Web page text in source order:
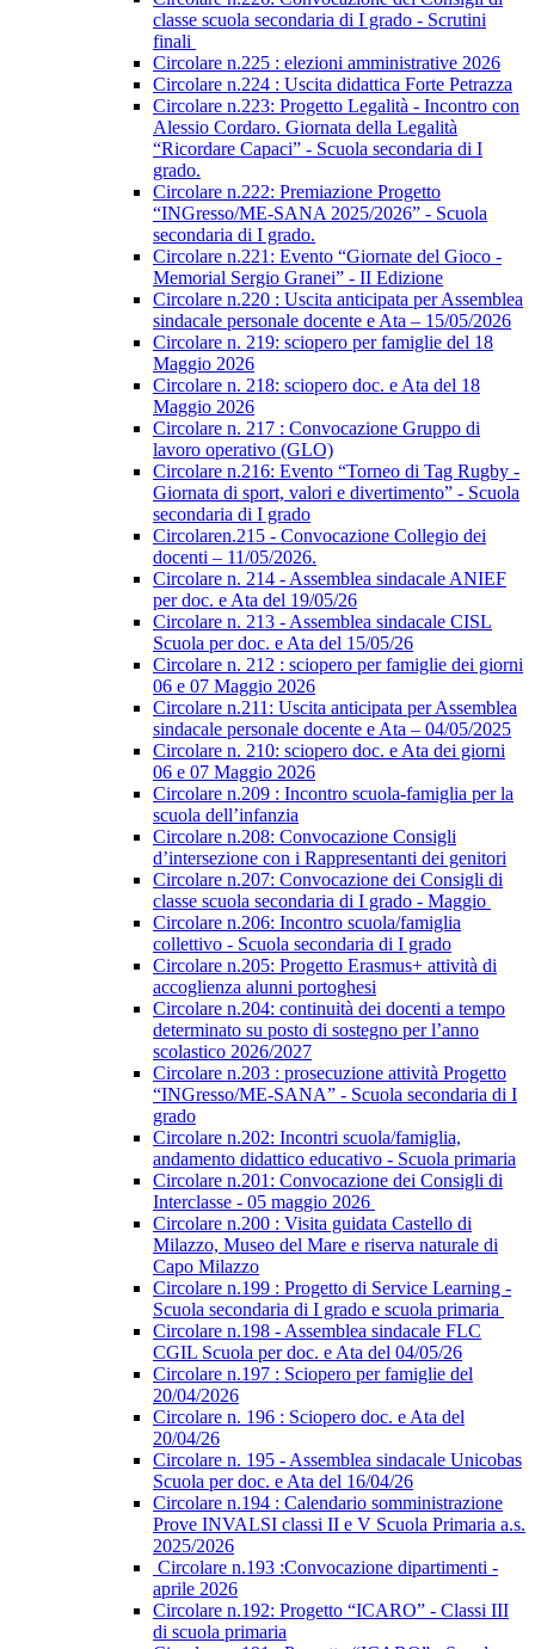
classe scuola secondaria di I grado - Scrutini
finali
Circolare n.225 : elezioni amministrative 2026
Circolare n.224 : Uscita didattica Forte Petrazza
Circolare n.223: Progetto Legalità - Incontro con
Alessio Cordaro. Giornata della Legalità
“Ricordare Capaci” - Scuola secondaria di I
grado.
Circolare n.222: Premiazione Progetto
“INGresso/ME-SANA 2025/2026” - Scuola
secondaria di I grado.
Circolare n.221: Evento “Giornate del Gioco -
Memorial Sergio Granei” - II Edizione
Circolare n.220 : Uscita anticipata per Assemblea
sindacale personale docente e Ata – 15/05/2026
Circolare n. 219: sciopero per famiglie del 18
Maggio 2026
Circolare n. 218: sciopero doc. e Ata del 18
Maggio 2026
Circolare n. 217 : Convocazione Gruppo di
lavoro operativo (GLO)
Circolare n.216: Evento “Torneo di Tag Rugby -
Giornata di sport, valori e divertimento” - Scuola
secondaria di I grado
Circolaren.215 - Convocazione Collegio dei
docenti – 11/05/2026.
Circolare n. 214 - Assemblea sindacale ANIEF
per doc. e Ata del 19/05/26
Circolare n. 213 - Assemblea sindacale CISL
Scuola per doc. e Ata del 15/05/26
Circolare n. 212 : sciopero per famiglie dei giorni
06 e 07 Maggio 2026
Circolare n.211: Uscita anticipata per Assemblea
sindacale personale docente e Ata – 04/05/2025
Circolare n. 210: sciopero doc. e Ata dei giorni
06 e 07 Maggio 2026
Circolare n.209 : Incontro scuola-famiglia per la
scuola dell’infanzia
Circolare n.208: Convocazione Consigli
d’intersezione con i Rappresentanti dei genitori
Circolare n.207: Convocazione dei Consigli di
classe scuola secondaria di I grado - Maggio
Circolare n.206: Incontro scuola/famiglia
collettivo - Scuola secondaria di I grado
Circolare n.205: Progetto Erasmus+ attività di
accoglienza alunni portoghesi
Circolare n.204: continuità dei docenti a tempo
determinato su posto di sostegno per l’anno
scolastico 2026/2027
Circolare n.203 : prosecuzione attività Progetto
“INGresso/ME-SANA” - Scuola secondaria di I
grado
Circolare n.202: Incontri scuola/famiglia,
andamento didattico educativo - Scuola primaria
Circolare n.201: Convocazione dei Consigli di
Interclasse - 05 maggio 2026
Circolare n.200 : Visita guidata Castello di
Milazzo, Museo del Mare e riserva naturale di
Capo Milazzo
Circolare n.199 : Progetto di Service Learning -
Scuola secondaria di I grado e scuola primaria
Circolare n.198 - Assemblea sindacale FLC
CGIL Scuola per doc. e Ata del 04/05/26
Circolare n.197 : Sciopero per famiglie del
20/04/2026
Circolare n. 196 : Sciopero doc. e Ata del
20/04/26
Circolare n. 195 - Assemblea sindacale Unicobas
Scuola per doc. e Ata del 16/04/26
Circolare n.194 : Calendario somministrazione
Prove INVALSI classi II e V Scuola Primaria a.s.
2025/2026
Circolare n.193 :Convocazione dipartimenti -
aprile 2026
Circolare n.192: Progetto “ICARO” - Classi III
di scuola primaria